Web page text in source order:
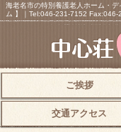
海老名市の特別養護老人ホーム・
ム 】｜Tel:046-231-7152
ご挨拶
交通アクセス